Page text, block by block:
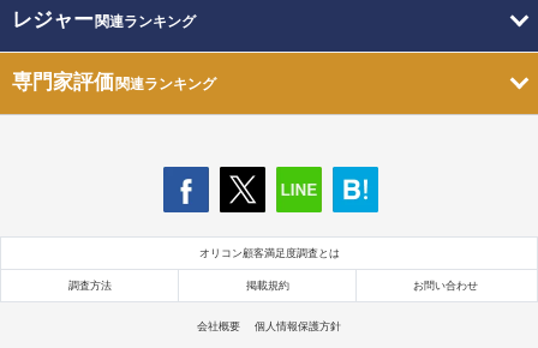
レジャー関連ランキング
専門家評価関連ランキング
オリコン顧客満足度調査とは
調査方法 掲載規約 お問い合わせ
会社概要 個人情報保護方針